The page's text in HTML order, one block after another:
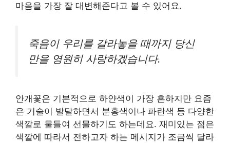
마음을 가장 잘 대변해준다고 볼 수 있어요.
죽음이 우리를 갈라놓을 때까지 당신
만을 영원히 사랑하겠습니다.
안개꽃은 기본적으로 하얀색이 가장 흔하지만 요즘
은 기술이 발달하면서 분홍색이나 파란색 등 다양한
색깔로 물들여 선물하기도 하는데요. 재미있는 점은
색깔에 따라서 전하고자 하는 메시지가 조금씩 달라